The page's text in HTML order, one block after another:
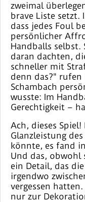
zweimal
brave Liste setzt.
dass jedes Foul
persönlicher
Handballs
daran dachten,
schneller mit
denn das?" rufen
Schambach
wusste: Im
Gerechtigkeit –
Ach, dieses
Glanzleistung
könnte, es fand
Und das, obwohl
ein Detail, das
irgendwo
vergessen
nur zur